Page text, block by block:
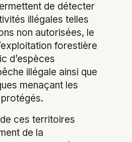
de détecter
illégales telles
non autorisées, le
forestière
d’espèces
illégale ainsi que
menaçant les
ces territoires
de la